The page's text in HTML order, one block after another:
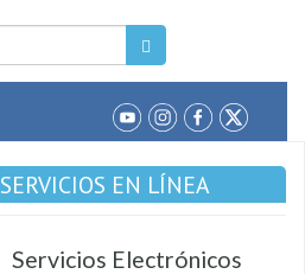
SERVICIOS EN LÍNEA
Servicios Electrónicos